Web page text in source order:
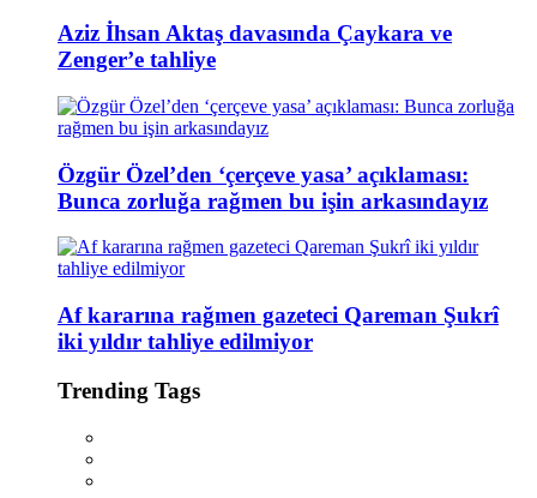
Aziz İhsan Aktaş davasında Çaykara ve
Zenger’e tahliye
Özgür Özel’den ‘çerçeve yasa’ açıklaması:
Bunca zorluğa rağmen bu işin arkasındayız
Af kararına rağmen gazeteci Qareman Şukrî
iki yıldır tahliye edilmiyor
Trending Tags